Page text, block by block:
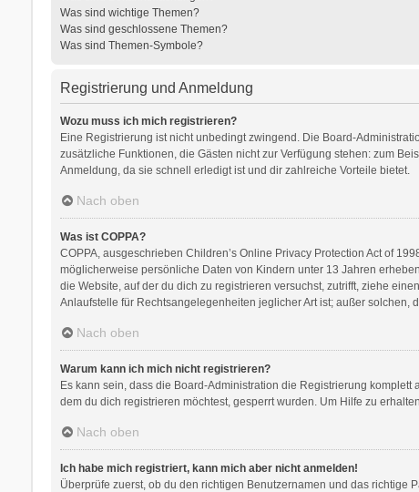
Was sind wichtige Themen?
Was sind geschlossene Themen?
Was sind Themen-Symbole?
Registrierung und Anmeldung
Wozu muss ich mich registrieren?
Eine Registrierung ist nicht unbedingt zwingend. Die Board-
zusätzliche Funktionen, die Gästen nicht zur Verfügung stehen: zum
Anmeldung, da sie schnell erledigt ist und dir zahlreiche Vorteile bietet.
Nach oben
Was ist COPPA?
COPPA, ausgeschrieben Children’s Online Privacy Protection Act of
möglicherweise persönliche Daten von Kindern unter 13 Jahren
die Website, auf der du dich zu registrieren versuchst, zutrifft, ziehe
Anlaufstelle für Rechtsangelegenheiten jeglicher Art ist; außer solchen,
Nach oben
Warum kann ich mich nicht registrieren?
Es kann sein, dass die Board-Administration die Registrierung
dem du dich registrieren möchtest, gesperrt wurden. Um Hilfe zu
Nach oben
Ich habe mich registriert, kann mich aber nicht anmelden!
Überprüfe zuerst, ob du den richtigen Benutzernamen und das richtige